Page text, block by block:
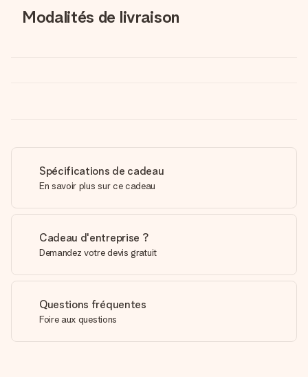
Modalités de livraison
Spécifications de cadeau
En savoir plus sur ce cadeau
Cadeau d'entreprise ?
Demandez votre devis gratuit
Questions fréquentes
Foire aux questions